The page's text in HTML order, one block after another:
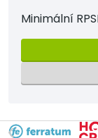
Minimální